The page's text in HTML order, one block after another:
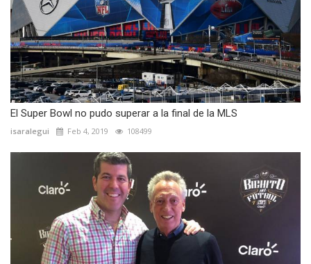
El Super Bowl no pudo superar a la final de la MLS
isaralegui Feb 4, 2019 108499